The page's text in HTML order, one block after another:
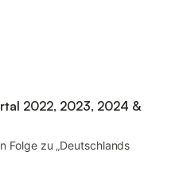
2022, 2023, 2024 &
Folge zu „Deutschlands